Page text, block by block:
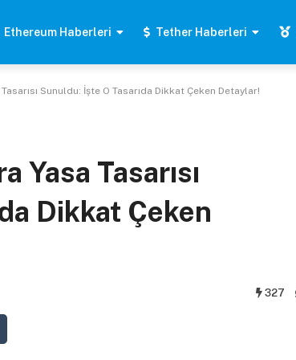
Ethereum Haberleri Tether Haberleri
Sunuldu: İşte O Tasarıda Dikkat Çeken Detaylar!
Yasa Tasarısı
Dikkat Çeken
327